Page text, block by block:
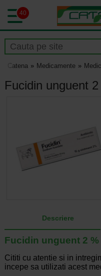
40
Catena Medicamente
Fucidin unguent
Descriere
Fucidin unguent 2 %
Cititi cu atentie si in
incepe sa utilizati acest